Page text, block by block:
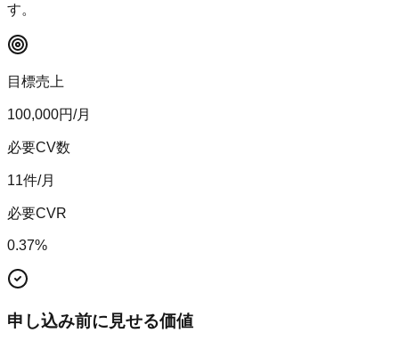
す。
目標売上
100,000円/月
必要CV数
11件/月
必要CVR
0.37%
申し込み前に見せる価値